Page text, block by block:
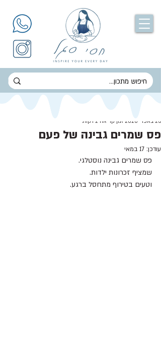
פס שמרים גבינה של פעם
23 באפר׳ 2020
זמן קריאה 2 דקות
עודכן: 17 במאי
פס שמרים גבינה נוסטלגי.
שמציף זכרונות ילדות.
וטעים בטירוף מתחסל ברגע.